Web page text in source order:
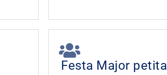
Festa Major petita